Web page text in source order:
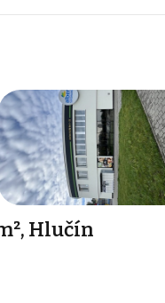
Hlučín